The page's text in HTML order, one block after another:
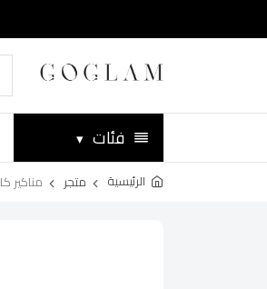
فئات ▾
الرئيسية متجر مناكير